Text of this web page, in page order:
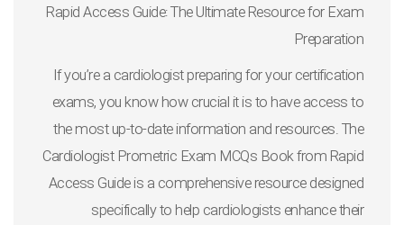
Rapid Access Guide: The Ultimate Resource for Exam
Preparation
If you’re a cardiologist preparing for your certification
exams, you know how crucial it is to have access to
the most up-to-date information and resources. The
Cardiologist Prometric Exam MCQs Book from Rapid
Access Guide is a comprehensive resource designed
specifically to help cardiologists enhance their